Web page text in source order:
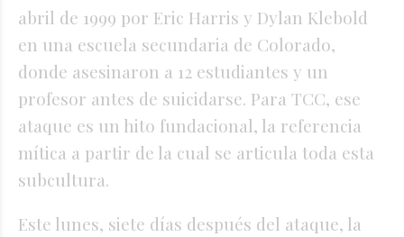
abril de 1999 por Eric Harris y Dylan Klebold
en una escuela secundaria de Colorado,
donde asesinaron a 12 estudiantes y un
profesor antes de suicidarse. Para TCC, ese
ataque es un hito fundacional, la referencia
mítica a partir de la cual se articula toda esta
subcultura.
Este lunes, siete días después del ataque, la